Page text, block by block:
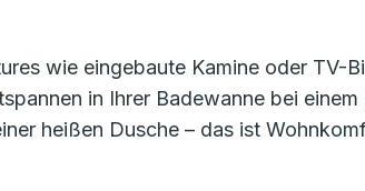
wie eingebaute Kamine oder TV-
in Ihrer Badewanne bei
heißen Dusche – das ist